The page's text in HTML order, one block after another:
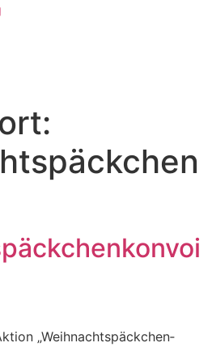
„Weihnachts­päck­chen­